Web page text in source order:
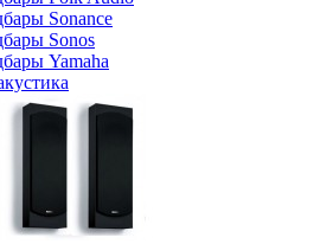
Sonance
Sonos
Yamaha